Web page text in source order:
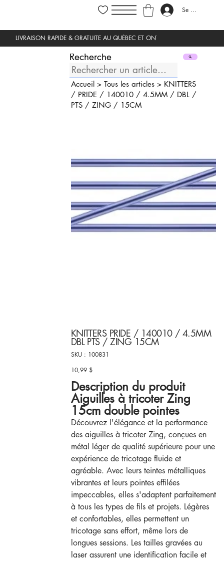
Se connecter
Recherche
Accueil> Tous les articles> KNITTERS
/ PRIDE / 140010 / 4.5MM / DBL /
PTS / ZING / 15CM
KNITTERS PRIDE / 140010 / 4.5MM
DBL PTS / ZING 15CM
SKU :
SKU
100831
100831
Prix
10,99 $
Description du produit
Aiguilles à tricoter Zing
15cm double pointes
Découvrez l'élégance et la performance
des aiguilles à tricoter Zing, conçues en
métal léger de qualité supérieure pour une
expérience de tricotage fluide et
agréable. Avec leurs teintes métalliques
vibrantes et leurs pointes effilées
impeccables, elles s'adaptent parfaitement
à tous les types de fils et projets. Légères
et confortables, elles permettent un
tricotage sans effort, même lors de
longues sessions. Les tailles gravées au
laser assurent une identification facile et